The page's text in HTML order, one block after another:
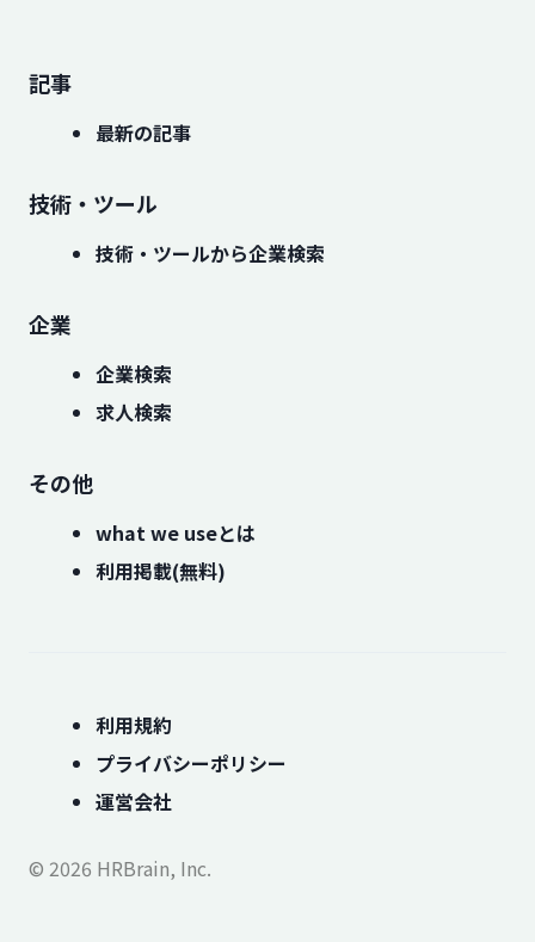
記事
最新の記事
技術・ツール
技術・ツールから企業検索
企業
企業検索
求人検索
その他
what we useとは
利用掲載(無料)
利用規約
プライバシーポリシー
運営会社
© 2026 HRBrain, Inc.